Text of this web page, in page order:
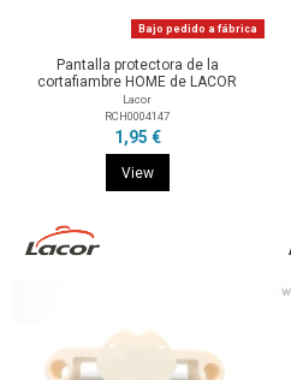
Bajo pedido a fábrica
Pantalla protectora de la
cortafiambre HOME de LACOR
Lacor
RCH0004147
1,95 €
View